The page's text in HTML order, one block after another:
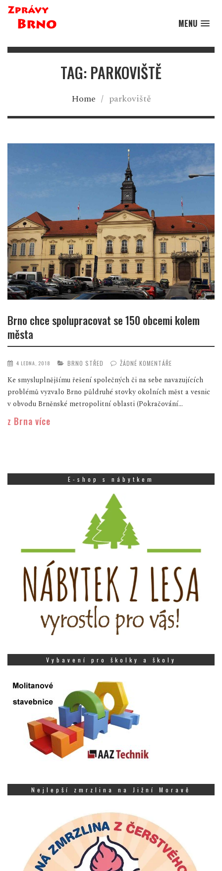
MENU
TAG: PARKOVIŠTĚ
Home / parkoviště
Brno chce spolupracovat se 150 obcemi kolem
města
4 LEDNA, 2018 BRNO STŘED ŽÁDNÉ KOMENTÁŘE
Ke smysluplnějšímu řešení společných či na sebe navazujících
problémů vyzvalo Brno půldruhé stovky okolních měst a vesnic
v obvodu Brněnské metropolitní oblasti (Pokračování...
z Brna více
E-shop s nábytkem
Vybavení pro školky a školy
Nejlepší zmrzlina na Jižní Moravě